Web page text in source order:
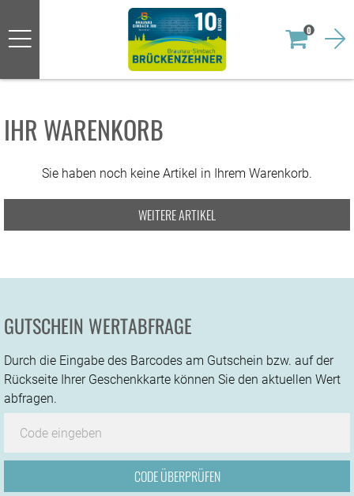
0
IHR WARENKORB
Sie haben noch keine Artikel in Ihrem Warenkorb.
WEITERE ARTIKEL
GUTSCHEIN WERTABFRAGE
Durch die Eingabe des Barcodes am Gutschein bzw. auf der
Rückseite Ihrer Geschenkkarte können Sie den aktuellen Wert
abfragen.